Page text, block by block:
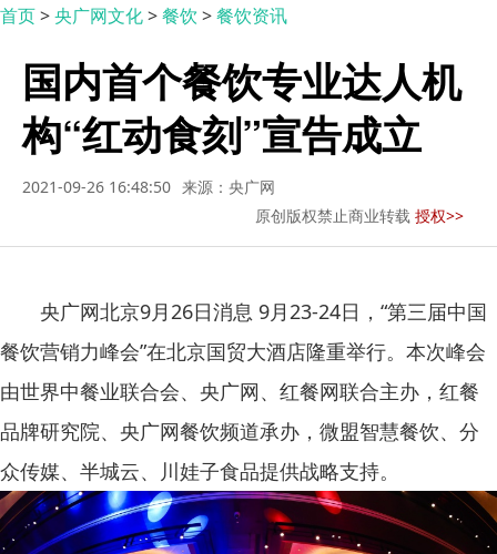
首页>央广网文化>餐饮>餐饮资讯
国内首个餐饮专业达人机
构“红动食刻”宣告成立
2021-09-26 16:48:50 来源：央广网
原创版权禁止商业转载 授权>>
央广网北京9月26日消息 9月23-24日，“第三届中国
餐饮营销力峰会”在北京国贸大酒店隆重举行。本次峰会
由世界中餐业联合会、央广网、红餐网联合主办，红餐
品牌研究院、央广网餐饮频道承办，微盟智慧餐饮、分
众传媒、半城云、川娃子食品提供战略支持。